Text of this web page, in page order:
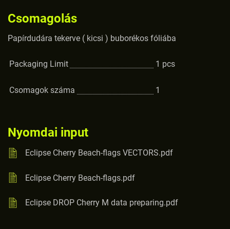
Csomagolás
Papírdudára tekerve ( kicsi ) buborékos fóliába
Packaging Limit 1 pcs
Csomagok száma 1
Nyomdai input
Eclipse Cherry Beach-flags VECTORS.pdf
Eclipse Cherry Beach-flags.pdf
Eclipse DROP Cherry M data preparing.pdf